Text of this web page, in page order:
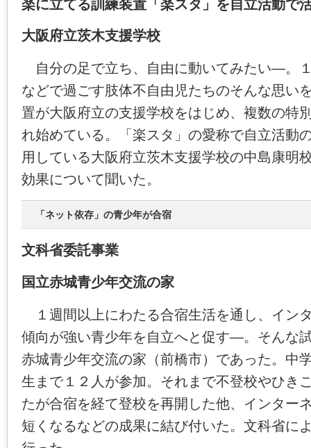
楽に立てる訓練装置「楽スタ」を自立活動で
大阪府立茨木支援学校
自分の足で立ち、自由に動いてみたい―。
などで過ごす肢体不自由児たちのそんな思い
置が大阪府立の支援学校をはじめ、複数の特
れ始めている。「楽スタ」の愛称で自立活動
用している大阪府立茨木支援学校の中島康明
効果について聞いた。
「ネット依存」の青少年が合宿
文科省委託事業
国立赤城青少年交流の家
１週間以上にわたる合宿生活を通し、イン
傾向が強い青少年を自立へと促す―。そんな
赤城青少年交流の家（前橋市）であった。中
生まで１２人が参加。それまで不登校やひき
たが合宿を経て登校を再開した他、インター
短くなるなどの成果に結び付いた。文科省に